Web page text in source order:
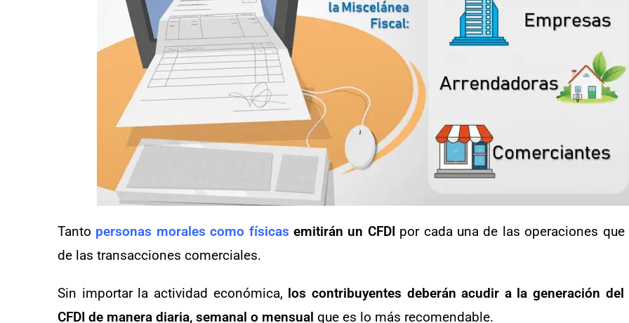
Tanto personas morales como físicas emitirán un CFDI por cada una de las operaciones que
de las transacciones comerciales.
Sin importar la actividad económica, los contribuyentes deberán acudir a la generación
CFDI de manera diaria, semanal o mensual que es lo más recomendable.